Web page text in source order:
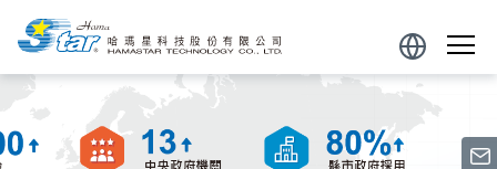
跳到主要內容區塊
Powered
by